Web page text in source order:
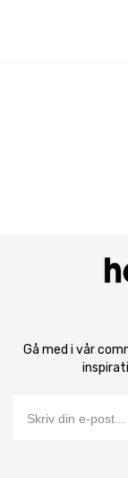
Gå med i vår